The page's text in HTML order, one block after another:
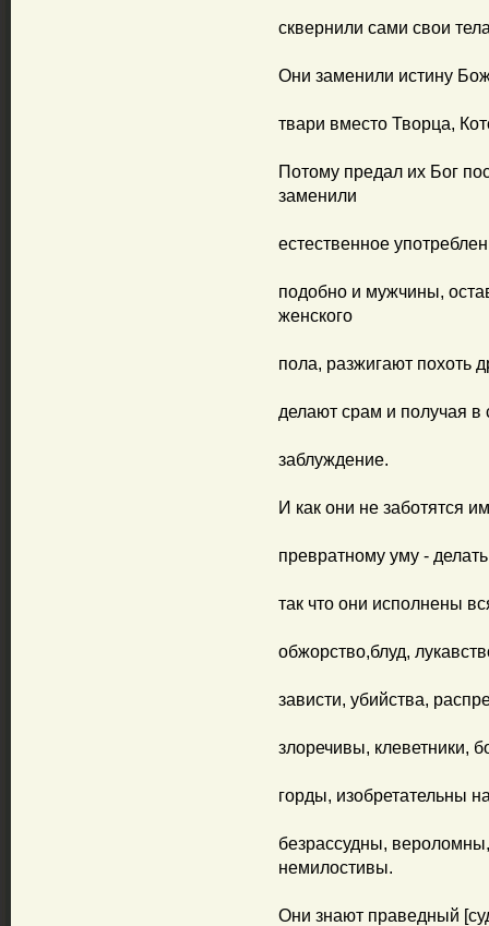
сквернили сами свои
Они заменили истину
твари вместо Творца,
Потому предал их Бог
заменили
естественное
подобно и мужчины,
женского
пола, разжигают похоть
делают срам и получая в
заблуждение.
И как они не заботятся
превратному уму -
так что они исполнены
обжорство,блуд,
зависти, убийства,
злоречивы, клеветники,
горды, изобретательны
безрассудны,
немилостивы.
Они знают праведный